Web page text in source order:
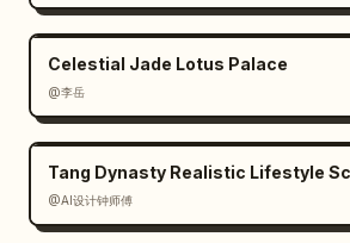
Celestial Jade Lotus Palace
@李岳
Tang Dynasty Realistic Lifestyle
@AI设计钟师傅